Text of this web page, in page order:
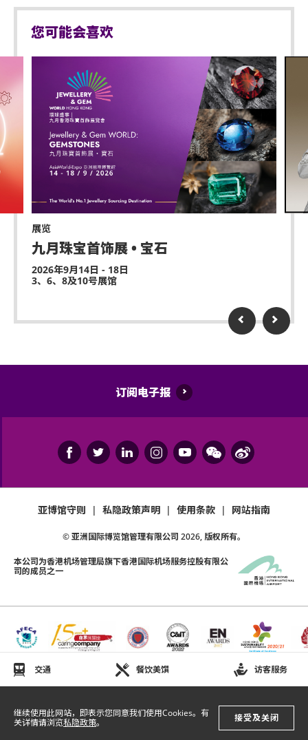
继续使用此网站，即表示您同意我们使用Cookies。有
关详情请浏览私隐政策。 接受及关闭
交通 餐饮美馔 访客服务
您可能会喜欢
展览
九月珠宝首饰展 • 宝石
2026年9月14日 - 18日
3、6、8及10号展馆
订阅电子报
亚博馆守则 | 私隐政策声明 | 使用条款 | 网站指南
© 亚洲国际博览馆管理有限公司 2026, 版权所有。
本公司为香港机场管理局旗下香港国际机场服务控股有限公
司的成员之一